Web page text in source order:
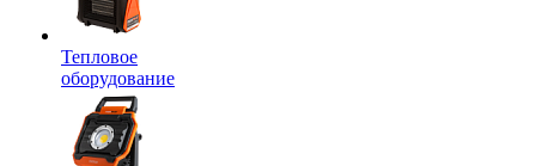
Тепловое
оборудование